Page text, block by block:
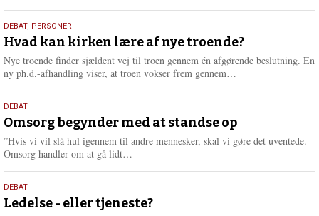
e
e
25.
juli
2026
DEBAT, PERSONER
Hvad kan kirken lære af nye troende?
Nye troende finder sjældent vej til troen gennem én afgørende beslutning. En
ny ph.d.-afhandling viser, at troen vokser frem gennem…
e
e
9.
juli
2026
DEBAT
Omsorg begynder med at standse op
”Hvis vi vil slå hul igennem til andre mennesker, skal vi gøre det uventede.
Omsorg handler om at gå lidt…
e
10.
juni
DEBAT
Ledelse - eller tjeneste?